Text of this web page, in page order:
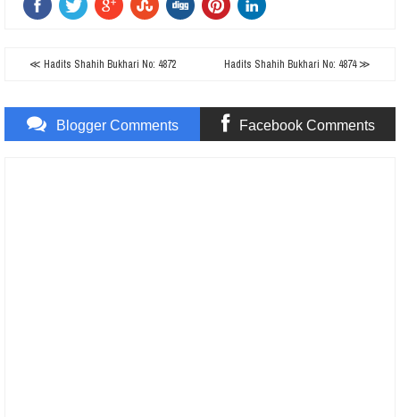
≪ Hadits Shahih Bukhari No: 4872 Hadits Shahih Bukhari No: 4874 ≫
Blogger Comments Facebook Comments